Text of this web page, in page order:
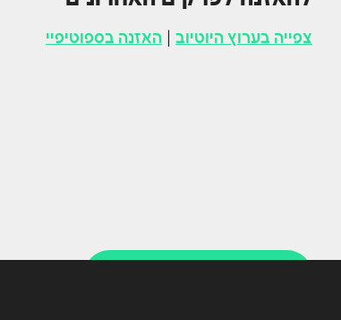
צפייה בערוץ היוטיוב האזנה בספוטיפיי